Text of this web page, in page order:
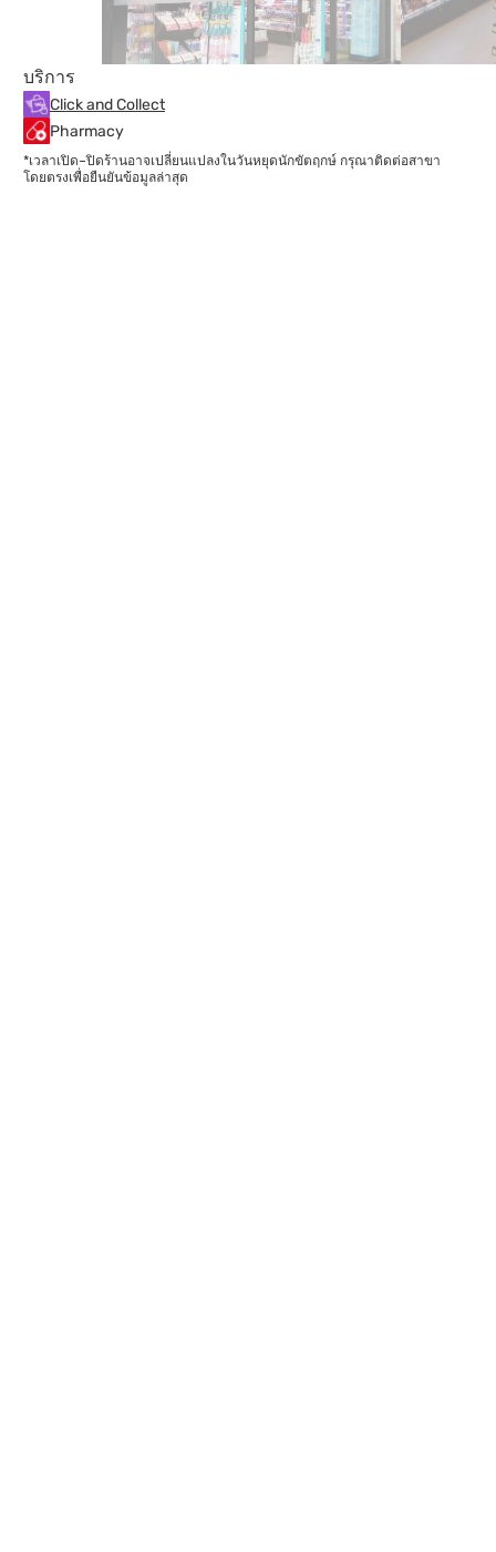
บริการ
Click and Collect
Pharmacy
*เวลาเปิด–ปิดร้านอาจเปลี่ยนแปลงในวันหยุดนักขัตฤกษ์ กรุณาติดต่อสาขา
โดยตรงเพื่อยืนยันข้อมูลล่าสุด